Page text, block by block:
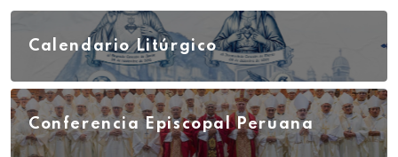
Calendario Litúrgico
Conferencia Episcopal Peruana